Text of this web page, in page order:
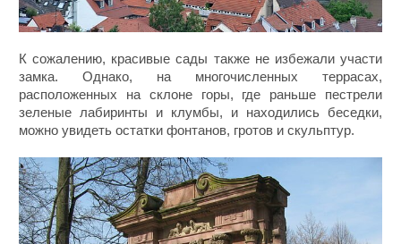
К сожалению, красивые сады также не избежали участи
замка. Однако, на многочисленных террасах,
расположенных на склоне горы, где раньше пестрели
зеленые лабиринты и клумбы, и находились беседки,
можно увидеть остатки фонтанов, гротов и скульптур.